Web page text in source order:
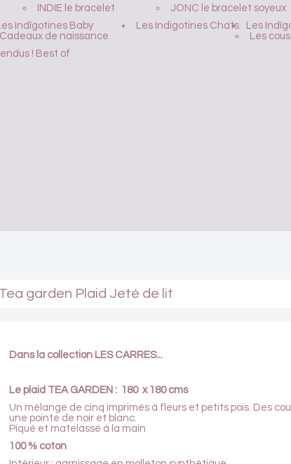
INDIE le bracelet
JONC le bracelet soyeux
Indïgotines Baby
Cadeaux de naissance
Les Indigotines Chats
Les
Les
! Best of
Tea garden Plaid Jeté de lit
Dans la collection LES CARRES...
Le plaid TEA GARDEN : 180 x 180 cms
Un mélange de cinq imprimés à fleurs et petits pois. Des
une pointe de noir et blanc.
Piqué et matelassé à la main
100 % coton